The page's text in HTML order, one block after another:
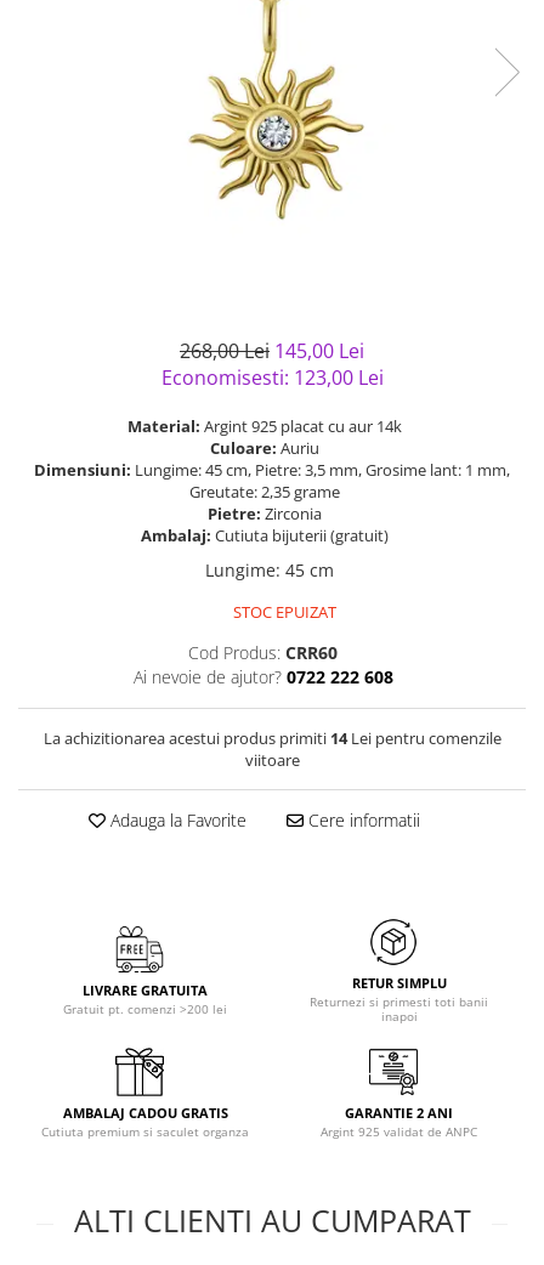
Bijuterii argint cu diverse
Bijuterii argint cu murano
Casete si cutii de bijuterii
268,00 Lei 145,00 Lei
Economisesti: 123,00 Lei
Material: Argint 925 placat cu aur 14k
Culoare: Auriu
Dimensiuni: Lungime: 45 cm, Pietre: 3,5 mm, Grosime lant: 1 mm,
Greutate: 2,35 grame
Pietre: Zirconia
Ambalaj: Cutiuta bijuterii (gratuit)
Lungime: 45 cm
STOC EPUIZAT
Cod Produs: CRR60
Ai nevoie de ajutor? 0722 222 608
La achizitionarea acestui produs primiti 14Lei pentru comenzile
viitoare
Adauga la Favorite Cere informatii
LIVRARE GRATUITA
Gratuit pt. comenzi >200 lei
RETUR SIMPLU
Returnezi si primesti toti banii
inapoi
AMBALAJ CADOU GRATIS
Cutiuta premium si saculet organza
GARANTIE 2 ANI
Argint 925 validat de ANPC
ALTI CLIENTI AU CUMPARAT